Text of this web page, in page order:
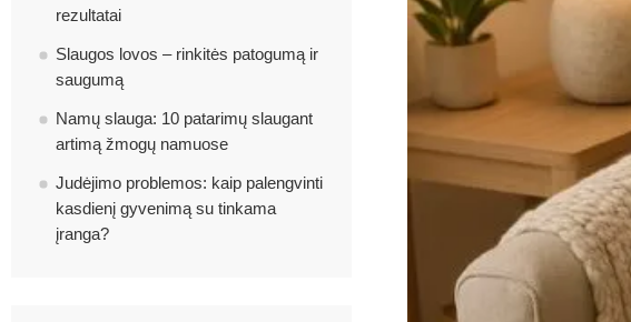
rezultatai
Slaugos lovos – rinkitės patogumą ir
saugumą
Namų slauga: 10 patarimų slaugant
artimą žmogų namuose
Judėjimo problemos: kaip palengvinti
kasdienį gyvenimą su tinkama
įranga?